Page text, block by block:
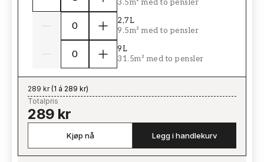
3.5m² med to pensler
2,7L
9.5m² med to pensler
9L
31.5m² med to pensler
289 kr(1 á 289 kr)
Totalpris
289 kr
Kjøp nå Legg i handlekurv